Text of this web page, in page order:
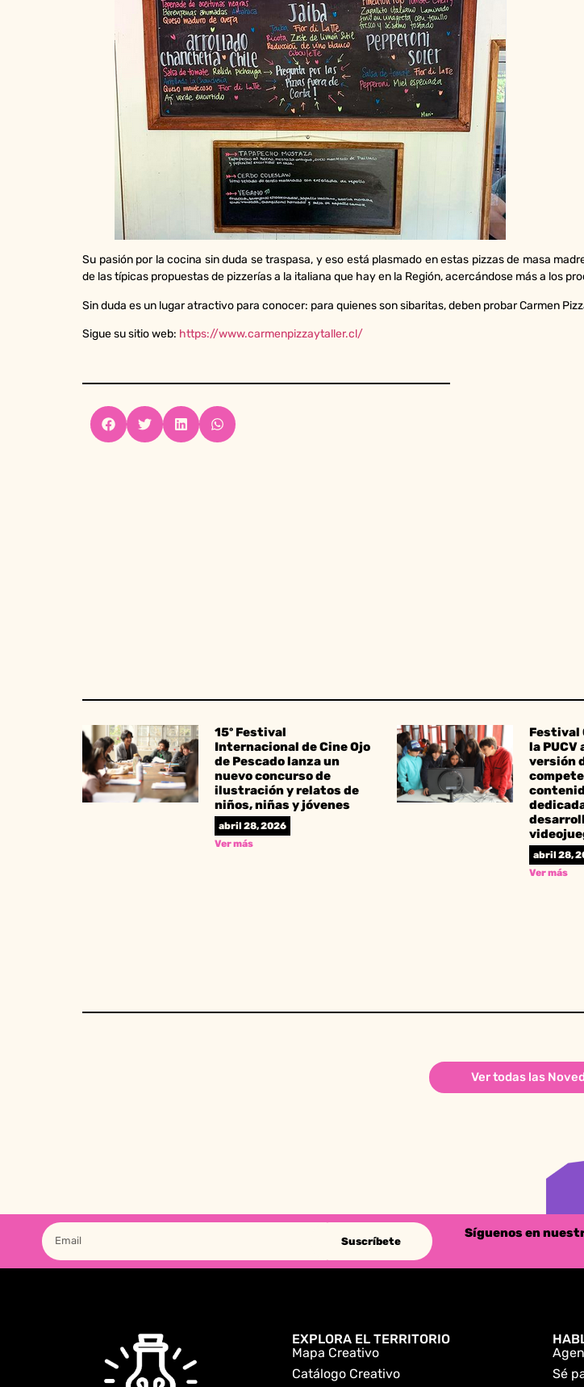
Su pasión por la cocina sin duda se traspasa, y eso está plasmado en estas pizzas de masa
de las típicas propuestas de pizzerías a la italiana que hay en la Región, acercándose más a los
Sin duda es un lugar atractivo para conocer: para quienes son sibaritas, deben probar Carmen
Sigue su sitio web: https://www.carmenpizzaytaller.cl/
15º Festival
Internacional de Cine Ojo
de Pescado lanza un
nuevo concurso de
ilustración y relatos de
niños, niñas y jóvenes
abril 28, 2026
Ver más
Festival
la PUCV
versión
abril 28,
Ver más
Ver todas las
Suscríbete
Síguenos en
EXPLORA EL TERRITORIO
Mapa Creativo
Catálogo Creativo
Sé